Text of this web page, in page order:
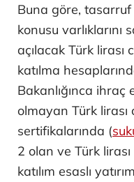
Buna göre,
konusu varlıklarını
açılacak Türk
katılma
Bakanlığınca ihraç
olmayan Türk
sertifikalarında (
2 olan ve Türk
katılım esaslı